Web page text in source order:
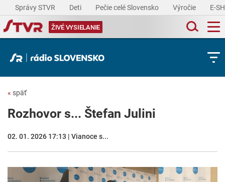
Správy STVR Deti Pečie celé Slovensko Výročie E-
ŽIVÉ VYSIELANIE
« späť
Rozhovor s... Štefan Julini
02. 01. 2026 17:13 | Vianoce s...